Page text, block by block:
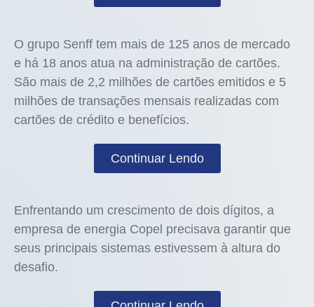
O grupo Senff tem mais de 125 anos de mercado
e há 18 anos atua na administração de cartões.
São mais de 2,2 milhões de cartões emitidos e 5
milhões de transações mensais realizadas com
cartões de crédito e benefícios.
Continuar Lendo
Enfrentando um crescimento de dois dígitos, a
empresa de energia Copel precisava garantir que
seus principais sistemas estivessem à altura do
desafio.